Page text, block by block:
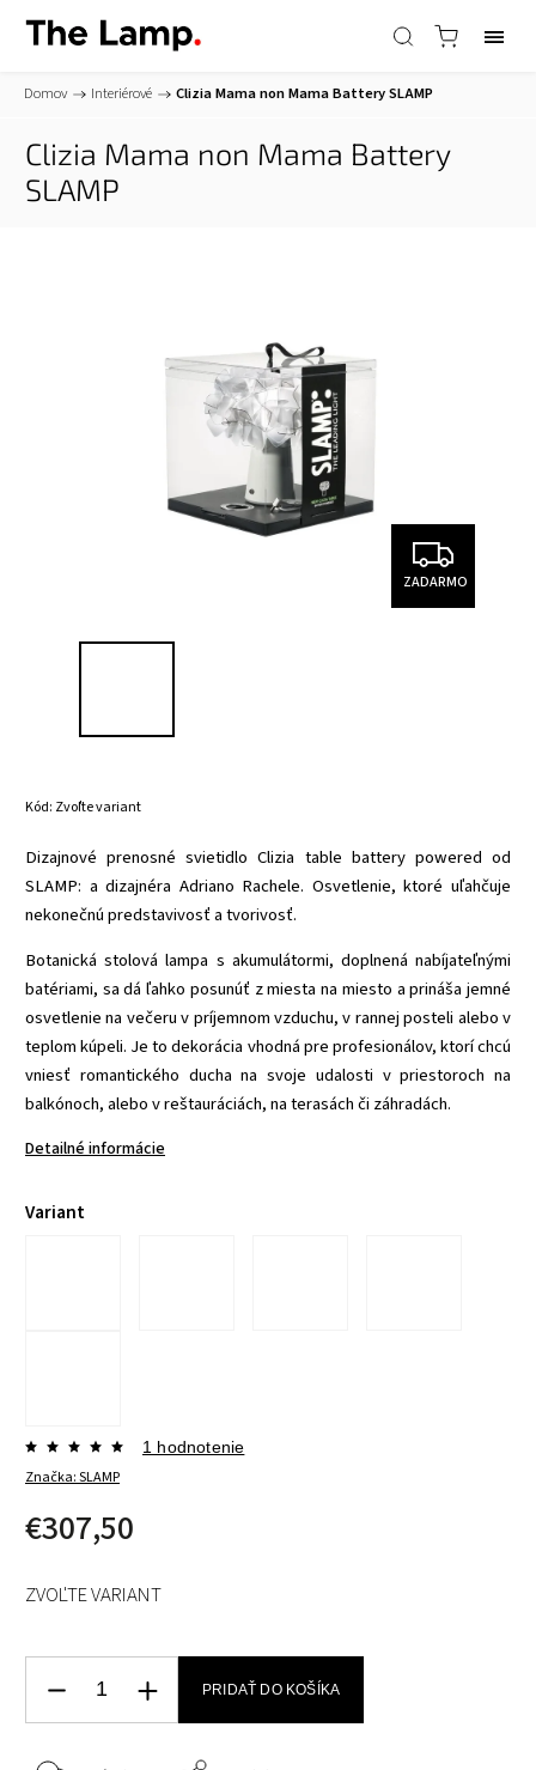
Domov / Interiérové / Clizia Mama non Mama BatterySLAMP
Clizia Mama non Mama Battery
SLAMP
ZADARMO
Kód: Zvoľte variant
Dizajnové prenosné svietidlo Clizia table battery powered od
SLAMP: a dizajnéra Adriano Rachele. Osvetlenie, ktoré uľahčuje
nekonečnú predstavivosť a tvorivosť.
Botanická stolová lampa s akumulátormi, doplnená nabíjateľnými
batériami, sa dá ľahko posunúť z miesta na miesto a prináša jemné
osvetlenie na večeru v príjemnom vzduchu, v rannej posteli alebo v
teplom kúpeli. Je to dekorácia vhodná pre profesionálov, ktorí chcú
vniesť romantického ducha na svoje udalosti v priestoroch na
balkónoch, alebo v reštauráciách, na terasách či záhradách.
Detailné informácie
Variant
Značka:SLAMP
1 hodnotenie
€307,50
ZVOĽTE VARIANT
PRIDAŤ DO KOŠÍKA